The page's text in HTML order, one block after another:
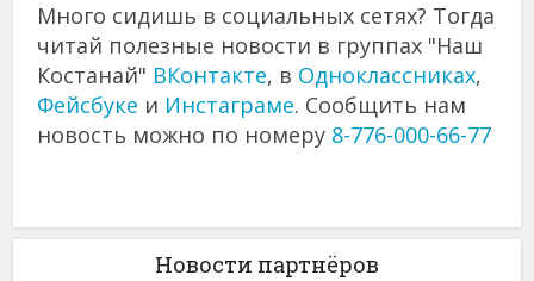
Много сидишь в социальных сетях? Тогда
читай полезные новости в группах "Наш
Костанай" ВКонтакте, в Одноклассниках,
Фейсбуке и Инстаграме. Сообщить нам
новость можно по номеру 8-776-000-66-77
Новости партнёров